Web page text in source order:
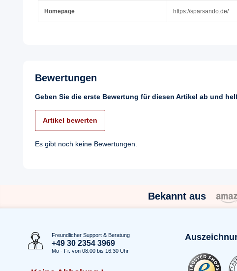
Homepage https://sparsando.de/
Bewertungen
Geben Sie die erste Bewertung für diesen Artikel ab und
Artikel bewerten
Es gibt noch keine Bewertungen.
Bekannt aus
Freundlicher Support & Beratung
+49 30 2354 3969
Mo - Fr. von 08.00 bis 16:30 Uhr